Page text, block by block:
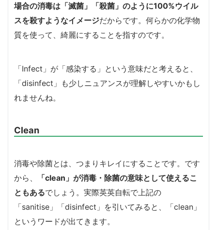
場合の消毒は「滅菌」「殺菌」のように100%ウイル
スを殺すようなイメージだからです。何らかの化学物
質を使って、綺麗にすることを指すのです。
「Infect」が「感染する」という意味だと考えると、
「disinfect」も少しニュアンスが理解しやすいかもし
れませんね。
Clean
消毒や除菌とは、つまりキレイにすることです。です
から、
「clean」が消毒・除菌の意味として使えるこ
ともあるでしょう。実際英英自転で上記の
「sanitise」「disinfect」を引いてみると、「clean」
というワードが出てきます。